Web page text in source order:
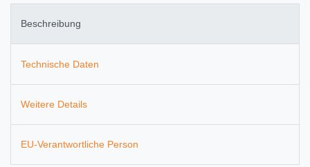
Beschreibung
Technische Daten
Weitere Details
EU-Verantwortliche Person